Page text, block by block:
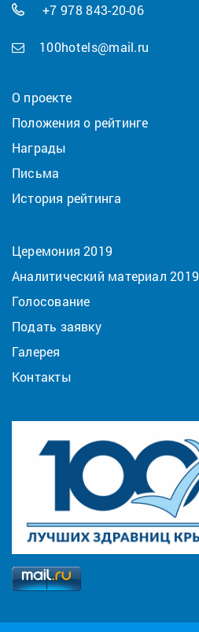
+7 978 843-20-06
100hotels@mail.ru
О проекте
Положения о рейтинге
Награды
Письма
История рейтинга
Церемония 2019
Аналитический материал 2019
Голосование
Подать заявку
Галерея
Контакты